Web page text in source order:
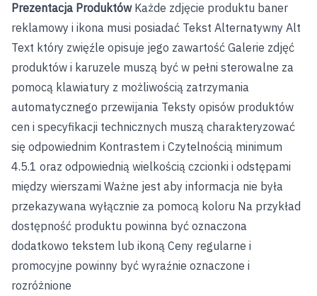
Prezentacja ProduktówKażde zdjęcie produktu baner
reklamowy i ikona musi posiadać Tekst Alternatywny Alt
Text który zwięźle opisuje jego zawartość Galerie zdjęć
produktów i karuzele muszą być w pełni sterowalne za
pomocą klawiatury z możliwością zatrzymania
automatycznego przewijania Teksty opisów produktów
cen i specyfikacji technicznych muszą charakteryzować
się odpowiednim Kontrastem i Czytelnością minimum
4.5.1 oraz odpowiednią wielkością czcionki i odstępami
między wierszami Ważne jest aby informacja nie była
przekazywana wyłącznie za pomocą koloru Na przykład
dostępność produktu powinna być oznaczona
dodatkowo tekstem lub ikoną Ceny regularne i
promocyjne powinny być wyraźnie oznaczone i
rozróżnione